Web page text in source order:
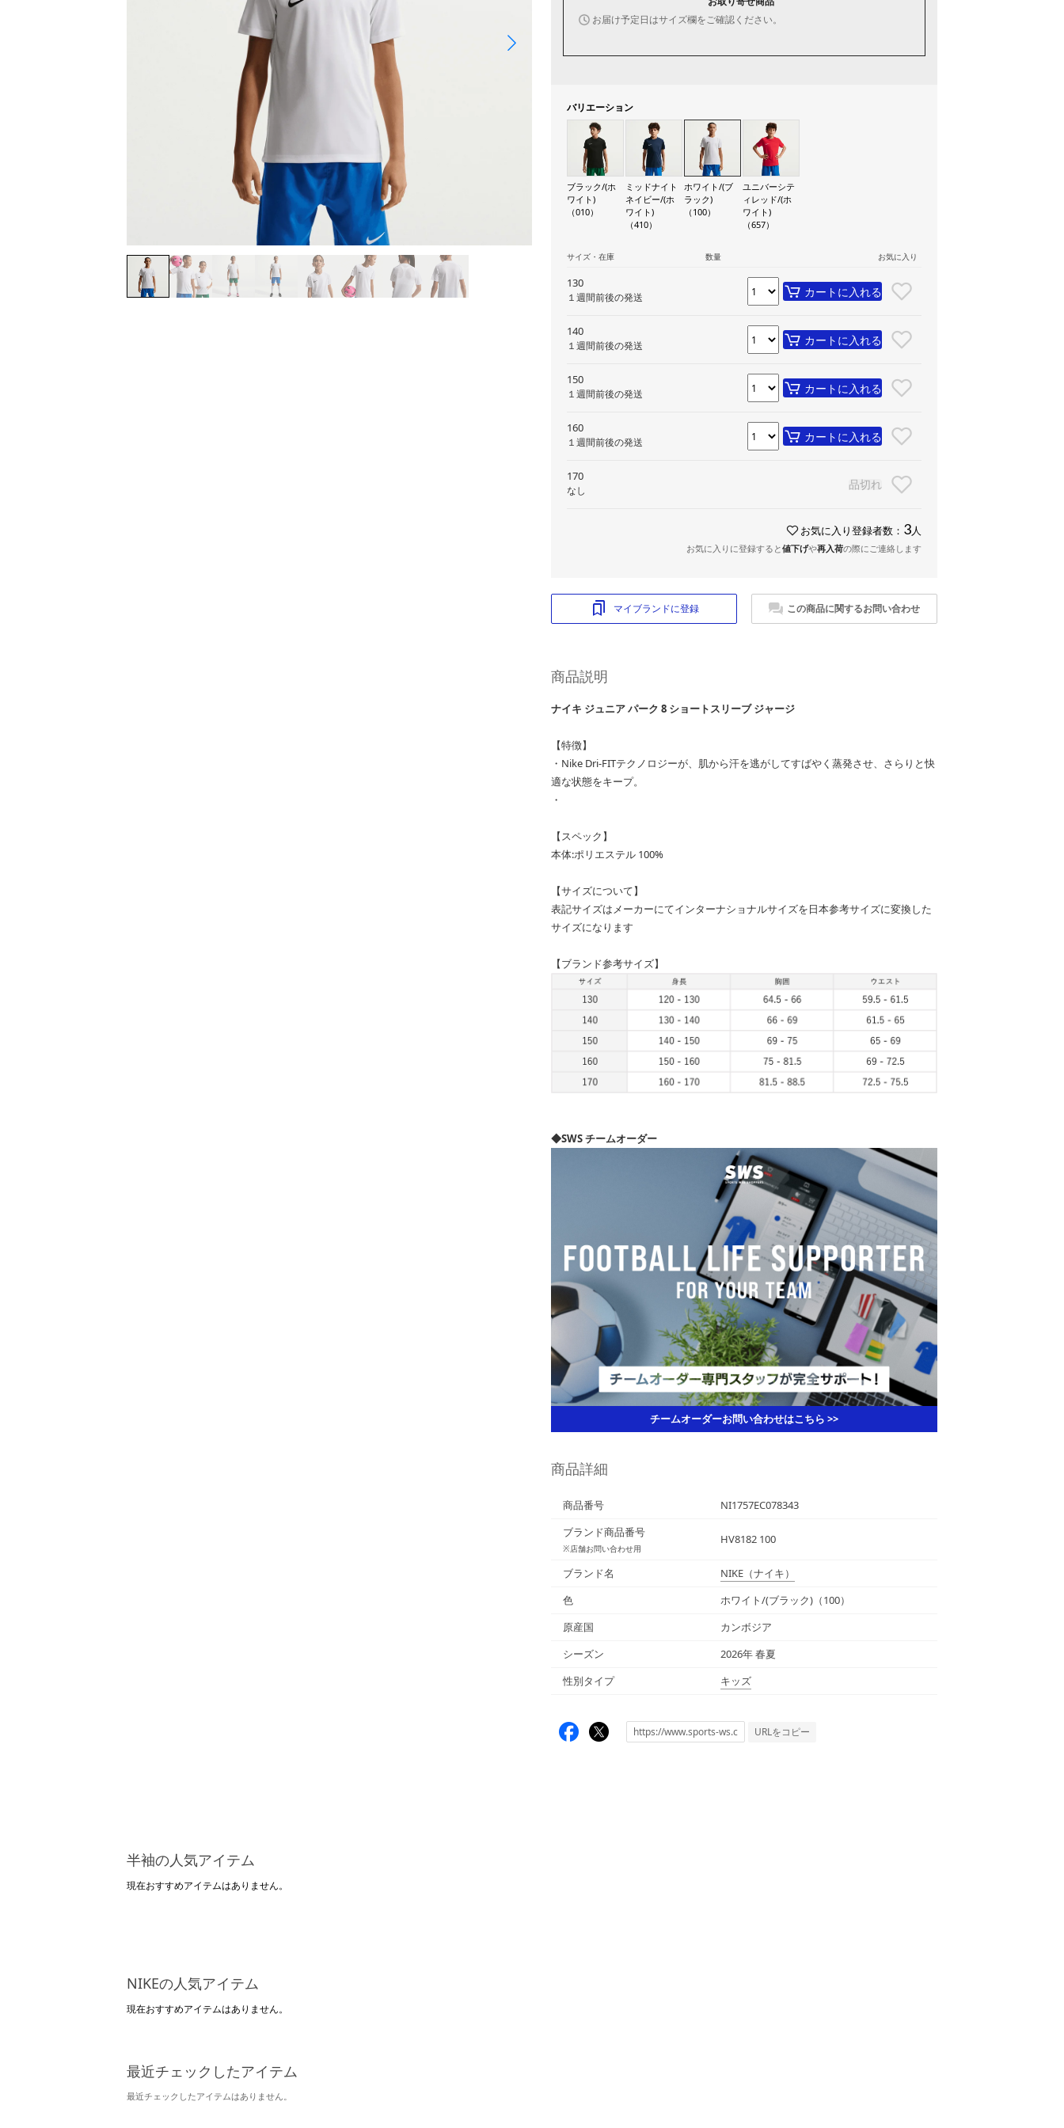
お届け予定日はサイズ欄をご確認ください。
バリエーション
ブラック/(ホ
ワイト)
（010）
ミッドナイト
ネイビー/(ホ
ワイト)
（410）
ホワイト/(ブ
ラック)
（100）
ユニバーシテ
ィレッド/(ホ
ワイト)
（657）
サイズ・在庫 数量 お気に入り
130
１週間前後の発送 カートに入れる
140
１週間前後の発送 カートに入れる
150
１週間前後の発送 カートに入れる
160
１週間前後の発送 カートに入れる
170
なし 品切れ
お気に入り登録者数： 3 人
お気に入りに登録すると値下げや再入荷の際にご連絡します
マイブランドに登録 この商品に関するお問い合わせ
商品説明
ナイキ ジュニア パーク 8 ショートスリーブ ジャージ
【特徴】
・Nike Dri-FITテクノロジーが、肌から汗を逃がしてすばやく蒸発させ、さらりと快
適な状態をキープ。
・
【スペック】
本体:ポリエステル 100%
【サイズについて】
表記サイズはメーカーにてインターナショナルサイズを日本参考サイズに変換した
サイズになります
【ブランド参考サイズ】
◆SWS チームオーダー
チームオーダーお問い合わせはこちら >>
商品詳細
商品番号
NI1757EC078343
ブランド商品番号
※店舗お問い合わせ用
HV8182 100
ブランド名 NIKE （ナイキ）
色
ホワイト/(ブラック)（100）
原産国
カンボジア
シーズン
2026年 春夏
性別タイプ
キッズ
URLをコピー
半袖の人気アイテム
現在おすすめアイテムはありません。
NIKEの人気アイテム
現在おすすめアイテムはありません。
最近チェックしたアイテム
最近チェックしたアイテムはありません。